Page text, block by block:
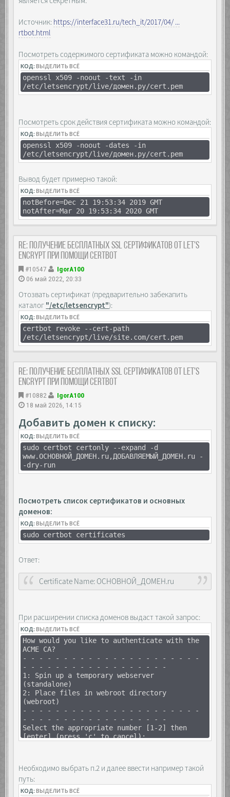
Источник: https://interface31.ru/tech_it/2017/04/ ...
rtbot.html
Посмотреть содержимого сертификата можно командой:
КОД:ВЫДЕЛИТЬ ВСЁ
openssl x509 -noout -text -in
/etc/letsencrypt/live/домен.ру/cert.pem
Посмотреть срок действия сертификата можно командой:
КОД:ВЫДЕЛИТЬ ВСЁ
openssl x509 -noout -dates -in
/etc/letsencrypt/live/домен.ру/cert.pem
Вывод будет примерно такой:
КОД:ВЫДЕЛИТЬ ВСЁ
notBefore=Dec 21 19:53:34 2019 GMT
notAfter=Mar 20 19:53:34 2020 GMT
Re: Получение бесплатных SSL сертификатов от Let's
Encrypt при помощи Certbot
#10547
IgorA100
06 май 2022, 20:33
Отозвать сертификат (предварительно забекапить
каталог "/etc/letsencrypt"):
КОД:ВЫДЕЛИТЬ ВСЁ
certbot revoke --cert-path
/etc/letsencrypt/live/site.com/cert.pem
Re: Получение бесплатных SSL сертификатов от Let's
Encrypt при помощи Certbot
#10882
IgorA100
18 май 2026, 14:15
Добавить домен к списку:
КОД:ВЫДЕЛИТЬ ВСЁ
sudo certbot certonly --expand -d
www.ОСНОВНОЙ_ДОМЕН.ru,ДОБАВЛЯЕМЫЙ_ДОМЕН.ru -
-dry-run
Посмотреть список сертификатов и основных
доменов:
КОД:ВЫДЕЛИТЬ ВСЁ
sudo certbot certificates
Ответ:
Certificate Name: ОСНОВНОЙ_ДОМЕН.ru
При расширении списка доменов выдаст такой запрос:
КОД:ВЫДЕЛИТЬ ВСЁ
How would you like to authenticate with the
ACME CA?
- - - - - - - - - - - - - - - - - - - - - -
- - - - - - - - - - - - - - - - - -
1: Spin up a temporary webserver
(standalone)
2: Place files in webroot directory
(webroot)
- - - - - - - - - - - - - - - - - - - - - -
- - - - - - - - - - - - - - - - - -
Select the appropriate number [1-2] then
[enter] (press 'c' to cancel):
Необходимо выбрать п.2 и далее ввести например такой
путь:
КОД:ВЫДЕЛИТЬ ВСЁ